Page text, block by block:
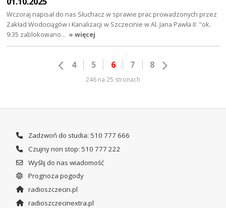
Wczoraj napisał do nas Słuchacz w sprawie prac prowadzonych przez
Zakład Wodociągów i Kanalizacji w Szczecinie w Al. Jana Pawła II: "ok.
9:35 zablokowano… » więcej
4 5 6 7 8
246 na 25 stronach
Zadzwoń do studia: 510 777 666
Czujny non stop: 510 777 222
Wyślij do nas wiadomość
Prognoza pogody
radioszczecin.pl
radioszczecinextra.pl